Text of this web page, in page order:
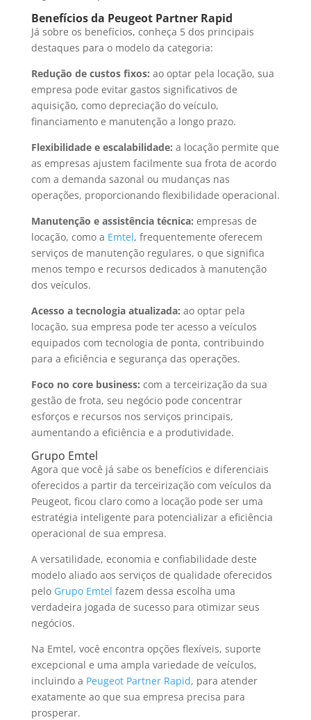
Benefícios da Peugeot Partner Rapid
Já sobre os benefícios, conheça 5 dos principais
destaques para o modelo da categoria:
Redução de custos fixos: ao optar pela locação, sua
empresa pode evitar gastos significativos de
aquisição, como depreciação do veículo,
financiamento e manutenção a longo prazo.
Flexibilidade e escalabilidade: a locação permite que
as empresas ajustem facilmente sua frota de acordo
com a demanda sazonal ou mudanças nas
operações, proporcionando flexibilidade operacional.
Manutenção e assistência técnica: empresas de
locação, como a Emtel, frequentemente oferecem
serviços de manutenção regulares, o que significa
menos tempo e recursos dedicados à manutenção
dos veículos.
Acesso a tecnologia atualizada: ao optar pela
locação, sua empresa pode ter acesso a veículos
equipados com tecnologia de ponta, contribuindo
para a eficiência e segurança das operações.
Foco no core business: com a terceirização da sua
gestão de frota, seu negócio pode concentrar
esforços e recursos nos serviços principais,
aumentando a eficiência e a produtividade.
Grupo Emtel
Agora que você já sabe os benefícios e diferenciais
oferecidos a partir da terceirização com veículos da
Peugeot, ficou claro como a locação pode ser uma
estratégia inteligente para potencializar a eficiência
operacional de sua empresa.
A versatilidade, economia e confiabilidade deste
modelo aliado aos serviços de qualidade oferecidos
pelo Grupo Emtel fazem dessa escolha uma
verdadeira jogada de sucesso para otimizar seus
negócios.
Na Emtel, você encontra opções flexíveis, suporte
excepcional e uma ampla variedade de veículos,
incluindo a Peugeot Partner Rapid, para atender
exatamente ao que sua empresa precisa para
prosperar.